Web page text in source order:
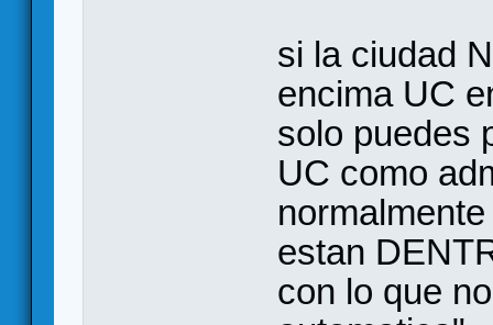
si la ciudad
encima UC
solo puedes
UC como
estan
con lo que